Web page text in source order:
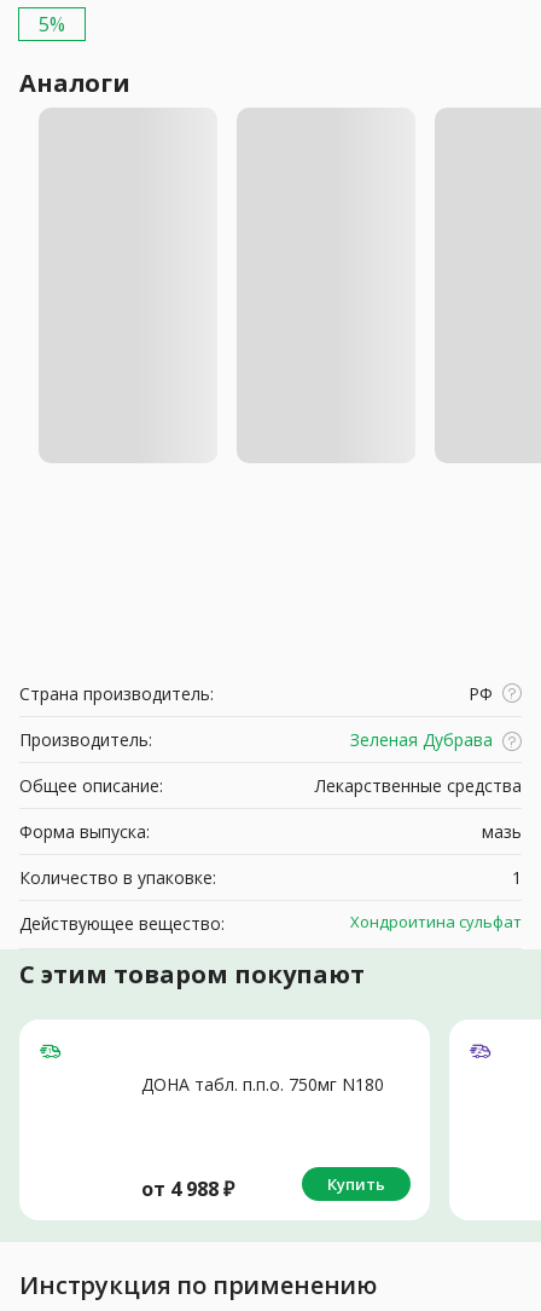
5%
Аналоги
Страна производитель:
РФ
Производитель:
Зеленая Дубрава
Общее описание:
Лекарственные средства
Форма выпуска:
мазь
Количество в упаковке:
1
Действующее вещество:
Хондроитина сульфат
С этим товаром покупают
ДОНА табл. п.п.о. 750мг N180
от 4 988₽ Купить
Инструкция по применению